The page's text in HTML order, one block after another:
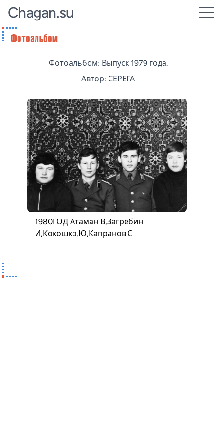
Chagan.su
Фотоальбом: Выпуск 1979 года.
Автор: СЕРЕГА
1980ГОД Атаман В,Загребин
И,Кокошко.Ю,Капранов.С